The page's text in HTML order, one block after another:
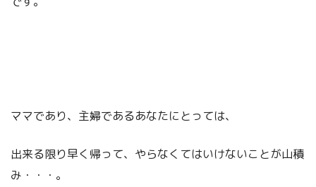
ママであり、主婦であるあなたにとっては、
出来る限り早く帰って、やらなくてはいけないことが山積
み・・・。